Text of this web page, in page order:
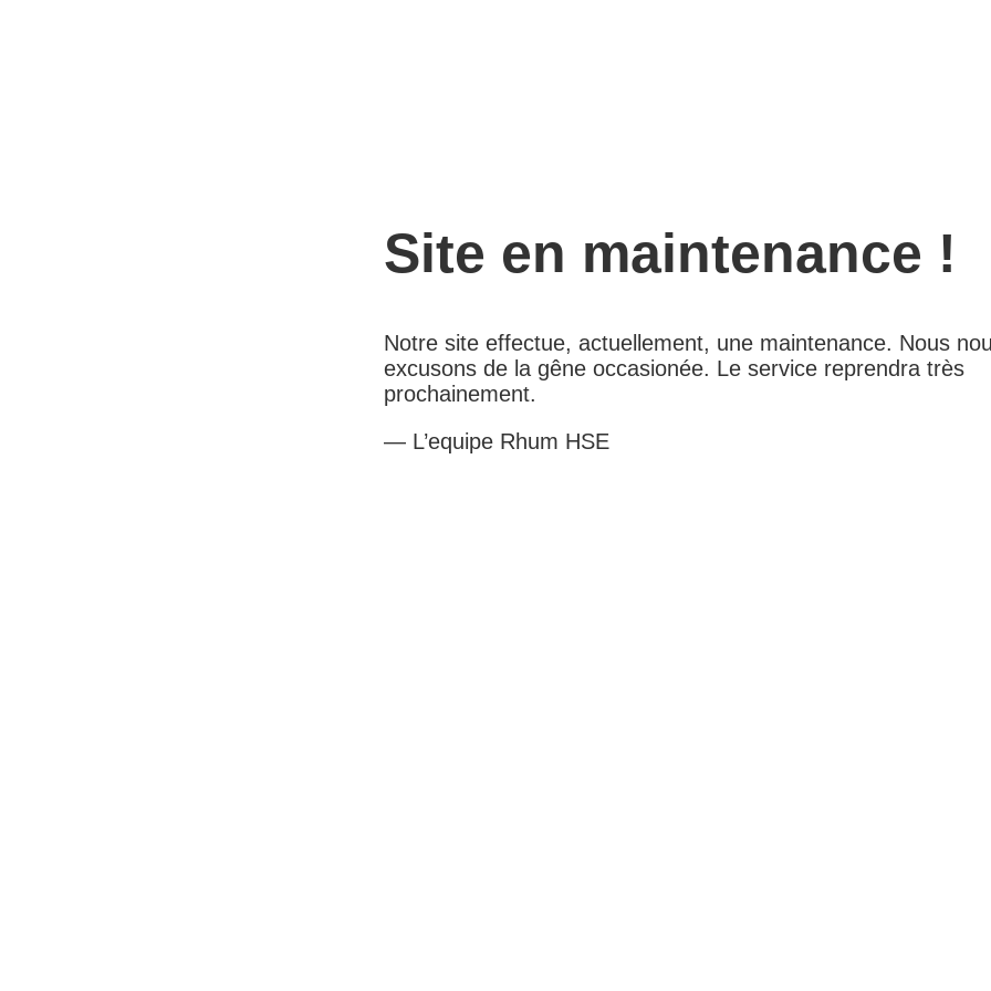
Site en maintenance !
Notre site effectue, actuellement, une maintenance. Nous
excusons de la gêne occasionée. Le service reprendra très
prochainement.
— L’equipe Rhum HSE